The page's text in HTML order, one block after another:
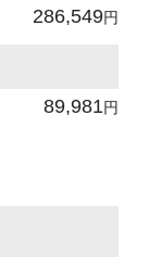
286,549円
89,981円